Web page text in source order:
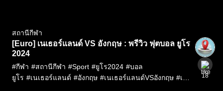
สถานีกีฬา
[Euro] เนเธอร์แลนด์ VS อังกฤษ : พรีวิว ฟุตบอล ยูโร
2024
#กีฬา #สถานีกีฬา #Sport #ยูโร2024 #บอล
ยูโร #เนเธอร์แลนด์ #อังกฤษ #เนเธอร์แลนด์VSอังกฤษ #เนเ
18